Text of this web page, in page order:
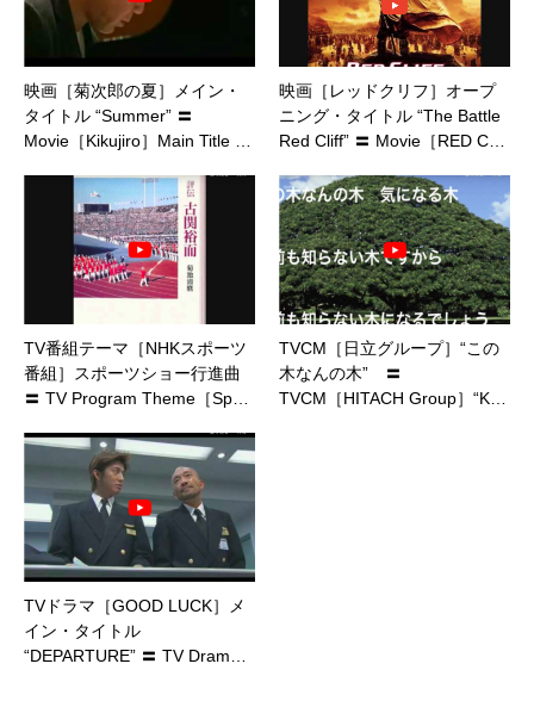
映画［菊次郎の夏］メイン・
タイトル “Summer” 〓
Movie［Kikujiro］Main Title …
映画［レッドクリフ］オープ
ニング・タイトル “The Battle
Red Cliff” 〓 Movie［RED C…
TV番組テーマ［NHKスポーツ
番組］スポーツショー行進曲
〓 TV Program Theme［Sp…
TVCM［日立グループ］“この
木なんの木” 〓
TVCM［HITACH Group］“K…
TVドラマ［GOOD LUCK］メ
イン・タイトル
“DEPARTURE” 〓 TV Dram…